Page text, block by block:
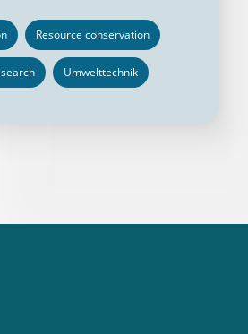
Resource conservation
Umwelttechnik